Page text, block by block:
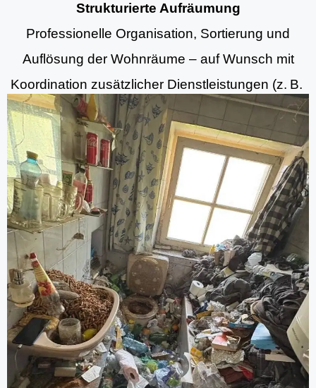
Strukturierte Aufräumung
Professionelle Organisation, Sortierung und
Auflösung der Wohnräume – auf Wunsch mit
Koordination zusätzlicher Dienstleistungen (z. B.
Aufräumung, Entrümpelungsdiensten und
Grundreinigung).